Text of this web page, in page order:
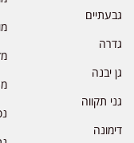
גבעתיים
גדרה
גן יבנה
גני תקווה
דימונה